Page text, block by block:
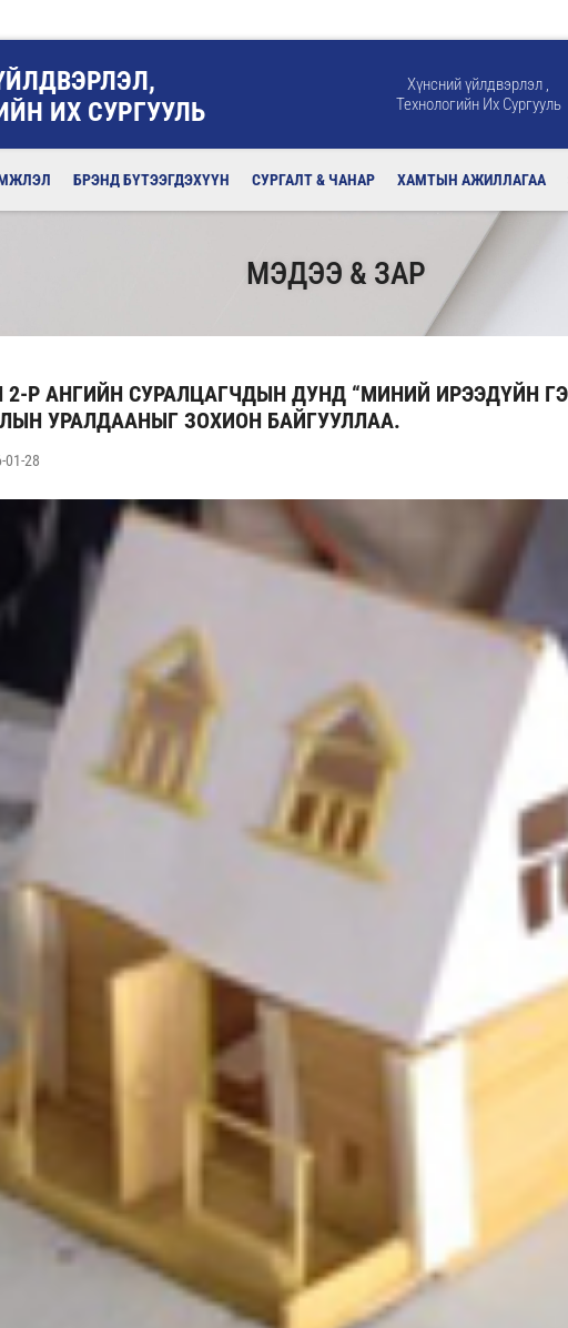
ИХ СУРГУУЛЬ
Хүнсний үйлдвэрлэл ,
Технологийн Их Сургууль
БРЭНД БҮТЭЭГДЭХҮҮН СУРГАЛТ & ЧАНАР ХАМТЫН АЖИЛЛАГАА
МЭДЭЭ & ЗАР
2-Р АНГИЙН СУРАЛЦАГЧДЫН ДУНД “МИНИЙ ИРЭЭДҮЙН
УРАЛДААНЫГ ЗОХИОН БАЙГУУЛЛАА.
01-28